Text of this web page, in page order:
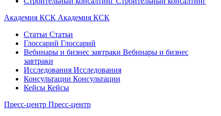
Академия КСК Академия КСК
Статьи Статьи
Глоссарий Глоссарий
Вебинары и бизнес завтраки Вебинары и бизнес
завтраки
Исследования Исследования
Консультации Консультации
Кейсы Кейсы
Пресс-центр Пресс-центр